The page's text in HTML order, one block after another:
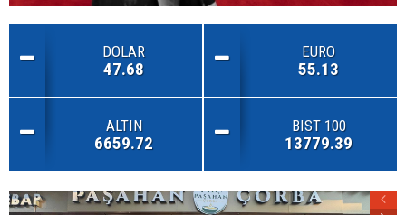
DOLAR
47.68
EURO
55.13
ALTIN
6659.72
BIST 100
13779.39